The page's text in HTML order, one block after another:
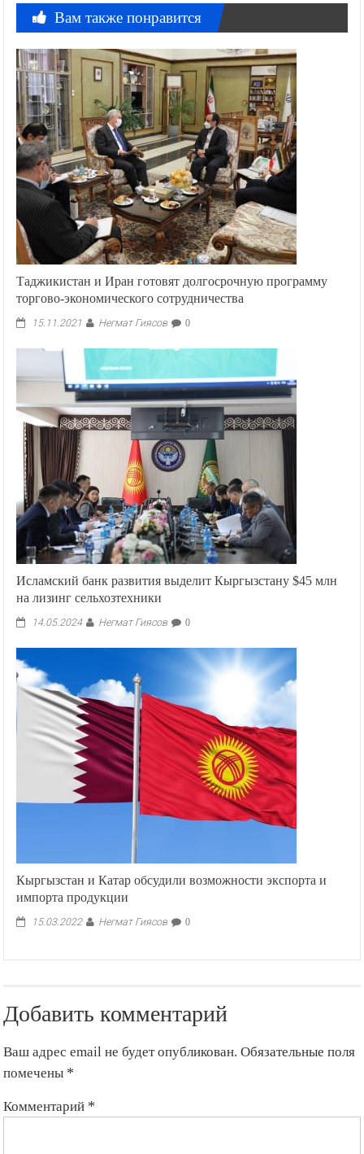
Вам также понравится
Таджикистан и Иран готовят долгосрочную программу
торгово-экономического сотрудничества
15.11.2021 Негмат Гиясов 0
Исламский банк развития выделит Кыргызстану $45 млн
на лизинг сельхозтехники
14.05.2024 Негмат Гиясов 0
Кыргызстан и Катар обсудили возможности экспорта и
импорта продукции
15.03.2022 Негмат Гиясов 0
Добавить комментарий
Ваш адрес email не будет опубликован. Обязательные поля
помечены *
Комментарий *